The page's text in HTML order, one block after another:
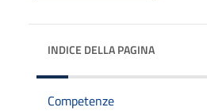
INDICE DELLA PAGINA
Competenze